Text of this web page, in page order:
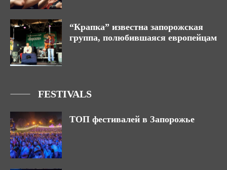
“Крапка” известна запорожская
группа, полюбившаяся европейцам
FESTIVALS
ТОП фестивалей в Запорожье